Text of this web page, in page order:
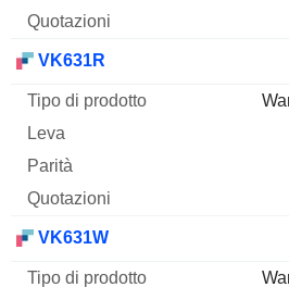
VK631R
VK631W